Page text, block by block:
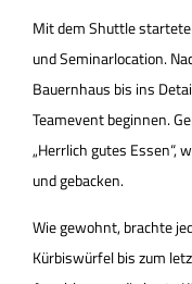
Mit dem Shuttle
und Seminarlocation.
Bauernhaus bis ins
Teamevent beginnen.
„Herrlich gutes Essen“,
und gebacken.
Wie gewohnt, brachte
Kürbiswürfel bis zum